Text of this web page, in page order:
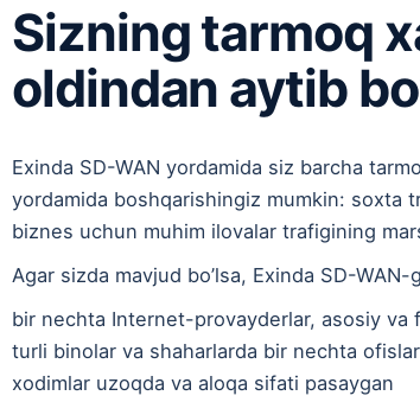
Sizning tarmoq
oldindan aytib
Exinda SD-WAN yordamida siz barcha
yordamida boshqarishingiz mumkin: soxta
biznes uchun muhim ilovalar trafigining
Agar sizda mavjud bo’lsa, Exinda SD-WAN-
bir nechta Internet-provayderlar, asosiy va
turli binolar va shaharlarda bir nechta ofislar
xodimlar uzoqda va aloqa sifati pasaygan